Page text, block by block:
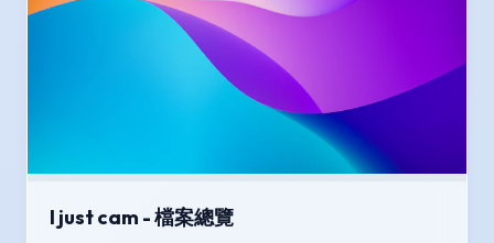
I just cam - 檔案總覽